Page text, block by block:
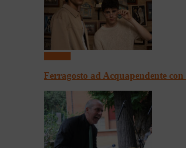
Ferragosto ad Acquapendente